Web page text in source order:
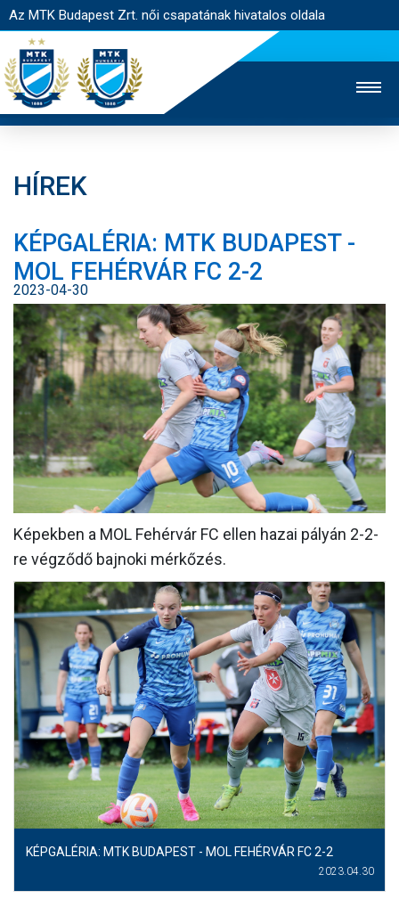
Az MTK Budapest Zrt. női csapatának hivatalos oldala
JEGYÉRTÉKESÍTÉS
WEBSHOP
STADION
EGYESÜLET
KAPCSOLAT
NYITÓLAP
HÍREK
CSAPAT
MÉRKŐZÉSEK
JELENTKEZÉS
KLUB
GALÉRIA
SZURKOLÓI ÉLMÉNYEK
SAJTÓ
HÍREK
KÉPGALÉRIA: MTK BUDAPEST -
MOL FEHÉRVÁR FC 2-2
2023-04-30
Képekben a MOL Fehérvár FC ellen hazai pályán 2-2-
re végződő bajnoki mérkőzés.
KÉPGALÉRIA: MTK BUDAPEST - MOL FEHÉRVÁR FC 2-2
2023.04.30